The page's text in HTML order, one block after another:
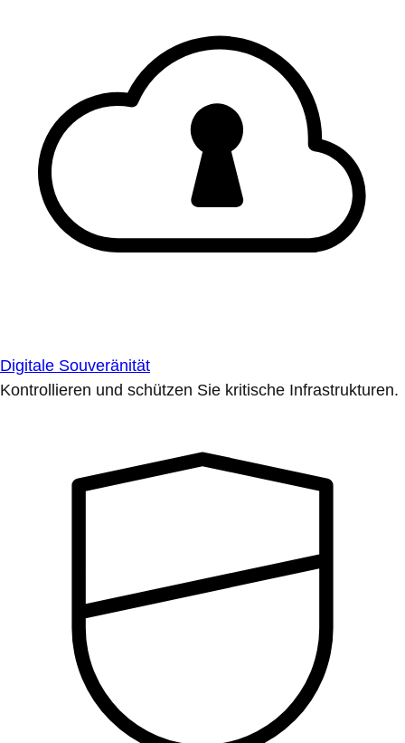
Digitale Souveränität
Kontrollieren und schützen Sie kritische Infrastrukturen.